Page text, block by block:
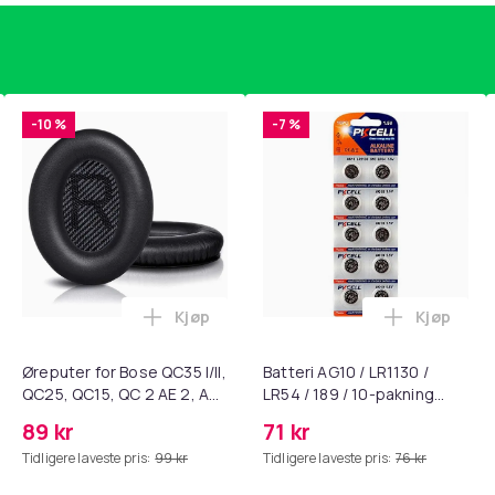
- mage- og kjernetrening, yoga og
i titan, antibakterielt skjærebrett, skjærebrett i
-10 %
Øreputer for Bose QC35 I/II,
QC25, QC15, QC 2 AE 2, AE
SoundLink Black
89 kr
Tidligere laveste pris: 99 kr
Legg Øreputer for Bose QC35 I/II, QC25,
Kjøp
-7 %
Batteri AG10 / LR1130 /
LR54 / 189 / 10-pakning
71 kr
Tidligere laveste pris: 76 kr
Legg
Kjøp